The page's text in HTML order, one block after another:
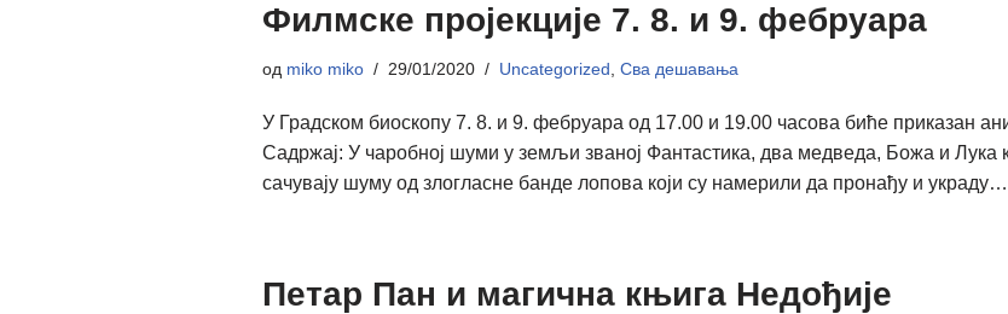
Филмске пројекције 7. 8. и 9. фебруара
од miko miko 29/01/2020 Uncategorized Сва дешавања
У Градском биоскопу 7. 8. и 9. фебруара од 17.00 и 19.00 часова биће приказан
Садржај: У чаробној шуми у земљи званој Фантастика, два медведа, Божа и Лука
сачувају шуму од злогласне банде лопова који су намерили да пронађу и украду…
Петар Пан и магична књига Недођије